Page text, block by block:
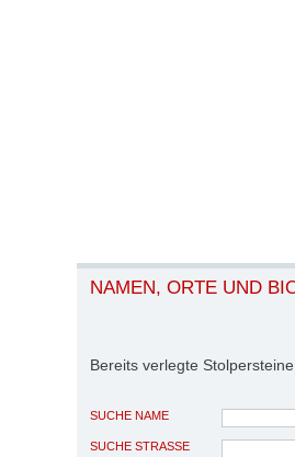
NAMEN, ORTE UND
Bereits verlegte Stolpersteine
SUCHE NAME
SUCHE STRASSE